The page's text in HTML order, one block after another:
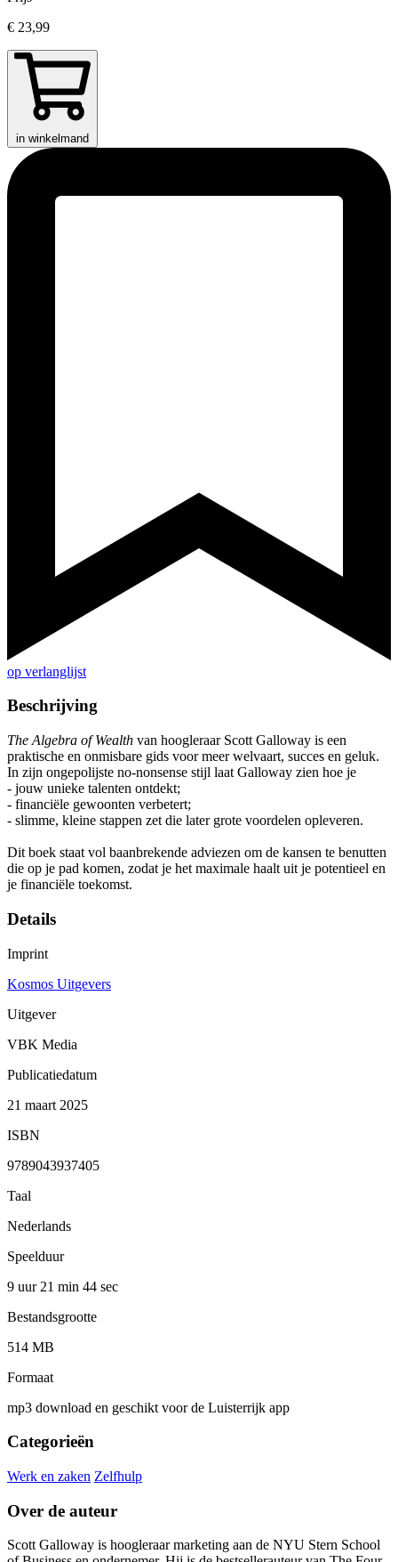
€ 23,99
in winkelmand
op verlanglijst
Beschrijving
The Algebra of Wealth van hoogleraar Scott Galloway is een
praktische en onmisbare gids voor meer welvaart, succes en geluk.
In zijn ongepolijste no-nonsense stijl laat Galloway zien hoe je
- jouw unieke talenten ontdekt;
- financiële gewoonten verbetert;
- slimme, kleine stappen zet die later grote voordelen opleveren.
Dit boek staat vol baanbrekende adviezen om de kansen te benutten
die op je pad komen, zodat je het maximale haalt uit je potentieel en
je financiële toekomst.
Details
Imprint
Kosmos Uitgevers
Uitgever
VBK Media
Publicatiedatum
21 maart 2025
ISBN
9789043937405
Taal
Nederlands
Speelduur
9 uur 21 min 44 sec
Bestandsgrootte
514 MB
Formaat
mp3 download en geschikt voor de Luisterrijk app
Categorieën
Werk en zaken Zelfhulp
Over de auteur
Scott Galloway is hoogleraar marketing aan de NYU Stern School